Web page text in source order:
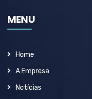
MENU
Home
A Empresa
Notícias